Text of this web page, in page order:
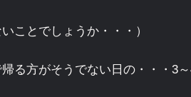
ことでしょうか・・・）
る方がそうでない日の・・・3